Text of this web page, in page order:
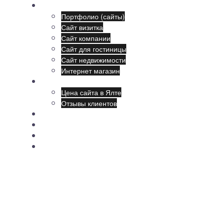
Портфолио (сайты)
Сайт визитка
Сайт компании
Сайт для гостиницы
Сайт недвижимости
Интернет магазин
Цена сайта в Ялте
Отзывы клиентов